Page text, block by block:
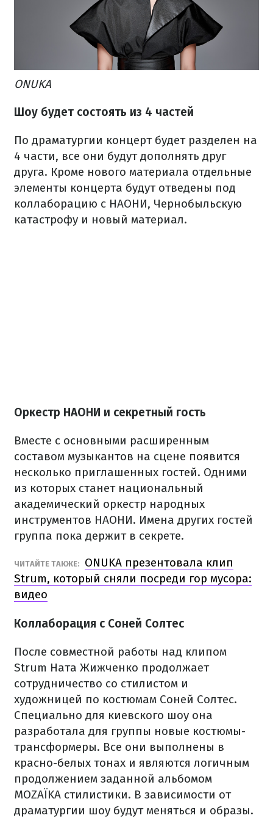
ONUKA
Шоу будет состоять из 4 частей
По драматургии концерт будет разделен на
4 части, все они будут дополнять друг
друга. Кроме нового материала отдельные
элементы концерта будут отведены под
коллаборацию с НАОНИ, Чернобыльскую
катастрофу и новый материал.
Оркестр НАОНИ и секретный гость
Вместе с основными расширенным
составом музыкантов на сцене появится
несколько приглашенных гостей. Одними
из которых станет национальный
академический оркестр народных
инструментов НАОНИ. Имена других гостей
группа пока держит в секрете.
ЧИТАЙТЕ ТАКЖЕ:
ONUKA презентовала клип
Strum, который сняли посреди гор мусора:
видео
Коллаборация с Соней Солтес
После совместной работы над клипом
Strum Ната Жижченко продолжает
сотрудничество со стилистом и
художницей по костюмам Соней Солтес.
Специально для киевского шоу она
разработала для группы новые костюмы-
трансформеры. Все они выполнены в
красно-белых тонах и являются логичным
продолжением заданной альбомом
MOZAЇKA стилистики. В зависимости от
драматургии шоу будут меняться и образы.